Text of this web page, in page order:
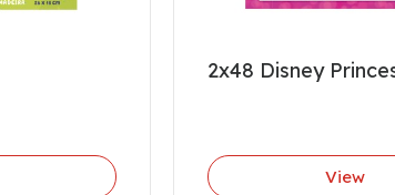
2x48 Disney
View